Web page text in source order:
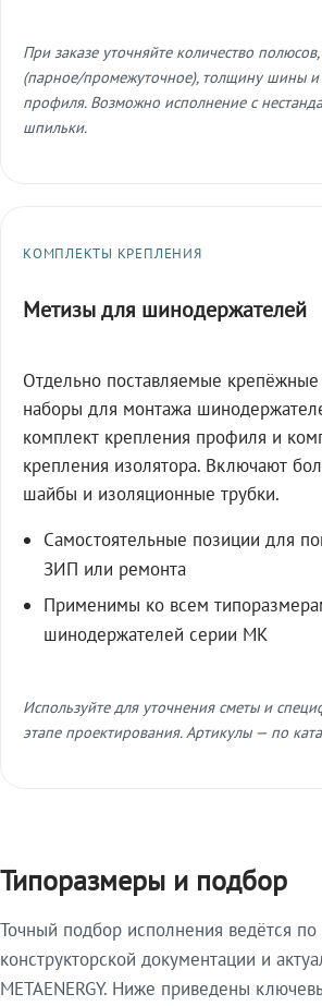
При заказе уточняйте количество
(парное/промежуточное), толщину шины
профиля. Возможно исполнение с
шпильки.
КОМПЛЕКТЫ КРЕПЛЕНИЯ
Метизы для шинодержателей
Отдельно поставляемые
наборы для монтажа
комплект крепления профиля и
крепления изолятора. Включают
шайбы и изоляционные трубки.
Самостоятельные позиции для
ЗИП или ремонта
Применимы ко всем
шинодержателей серии МК
Используйте для уточнения сметы и
этапе проектирования. Артикулы — по
Типоразмеры и подбор
Точный подбор исполнения ведётся по
конструкторской документации и
METAENERGY. Ниже приведены